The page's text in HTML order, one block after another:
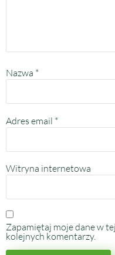
Nazwa *
Adres email *
Witryna internetowa
Zapamiętaj moje dane w
kolejnych komentarzy.